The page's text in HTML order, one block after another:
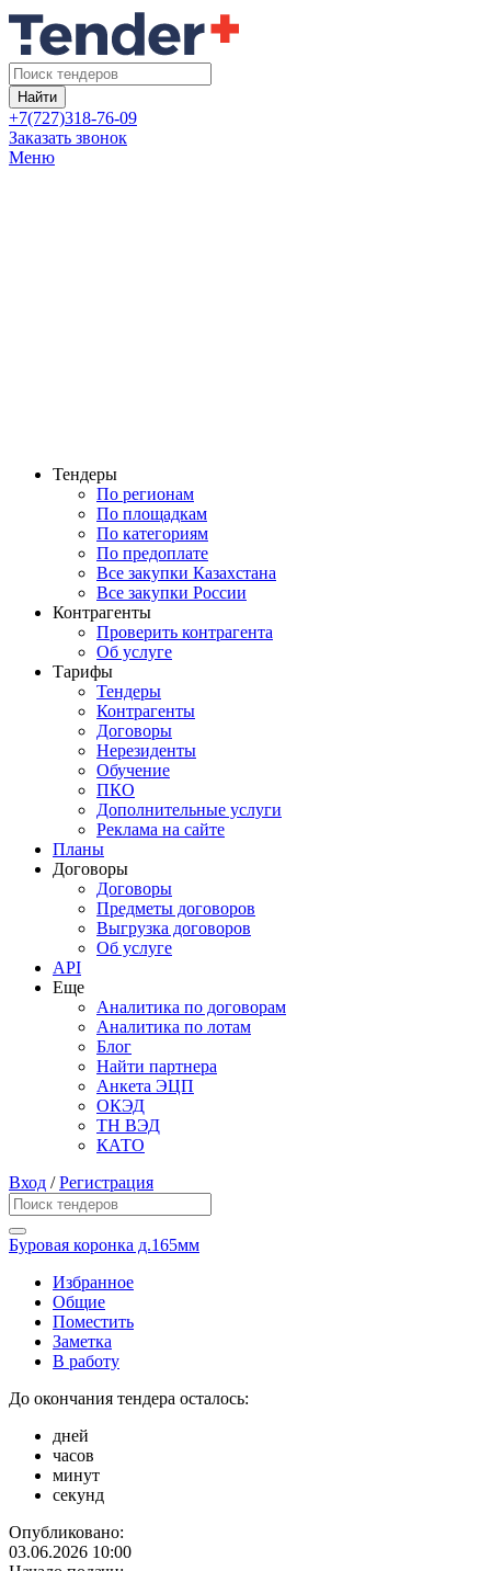
Найти
+7(727)318-76-09
Заказать звонок
Меню
Тендеры
По регионам
По площадкам
По категориям
По предоплате
Все закупки Казахстана
Все закупки России
Контрагенты
Проверить контрагента
Об услуге
Тарифы
Тендеры
Контрагенты
Договоры
Нерезиденты
Обучение
ПКО
Дополнительные услуги
Реклама на сайте
Планы
Договоры
Договоры
Предметы договоров
Выгрузка договоров
Об услуге
API
Еще
Аналитика по договорам
Аналитика по лотам
Блог
Найти партнера
Анкета ЭЦП
ОКЭД
ТН ВЭД
КАТО
Вход /Регистрация
Буровая коронка д.165мм
Избранное
Общие
Поместить
Заметка
В работу
До окончания тендера осталось:
дней
часов
минут
секунд
Опубликовано:
03.06.2026 10:00